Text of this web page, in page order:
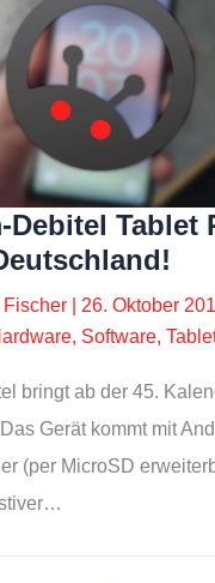
Tablet
Fischer |26. Oktober
, Software,
bringt ab der 45.
Gerät kommt mit
(per MicroSD